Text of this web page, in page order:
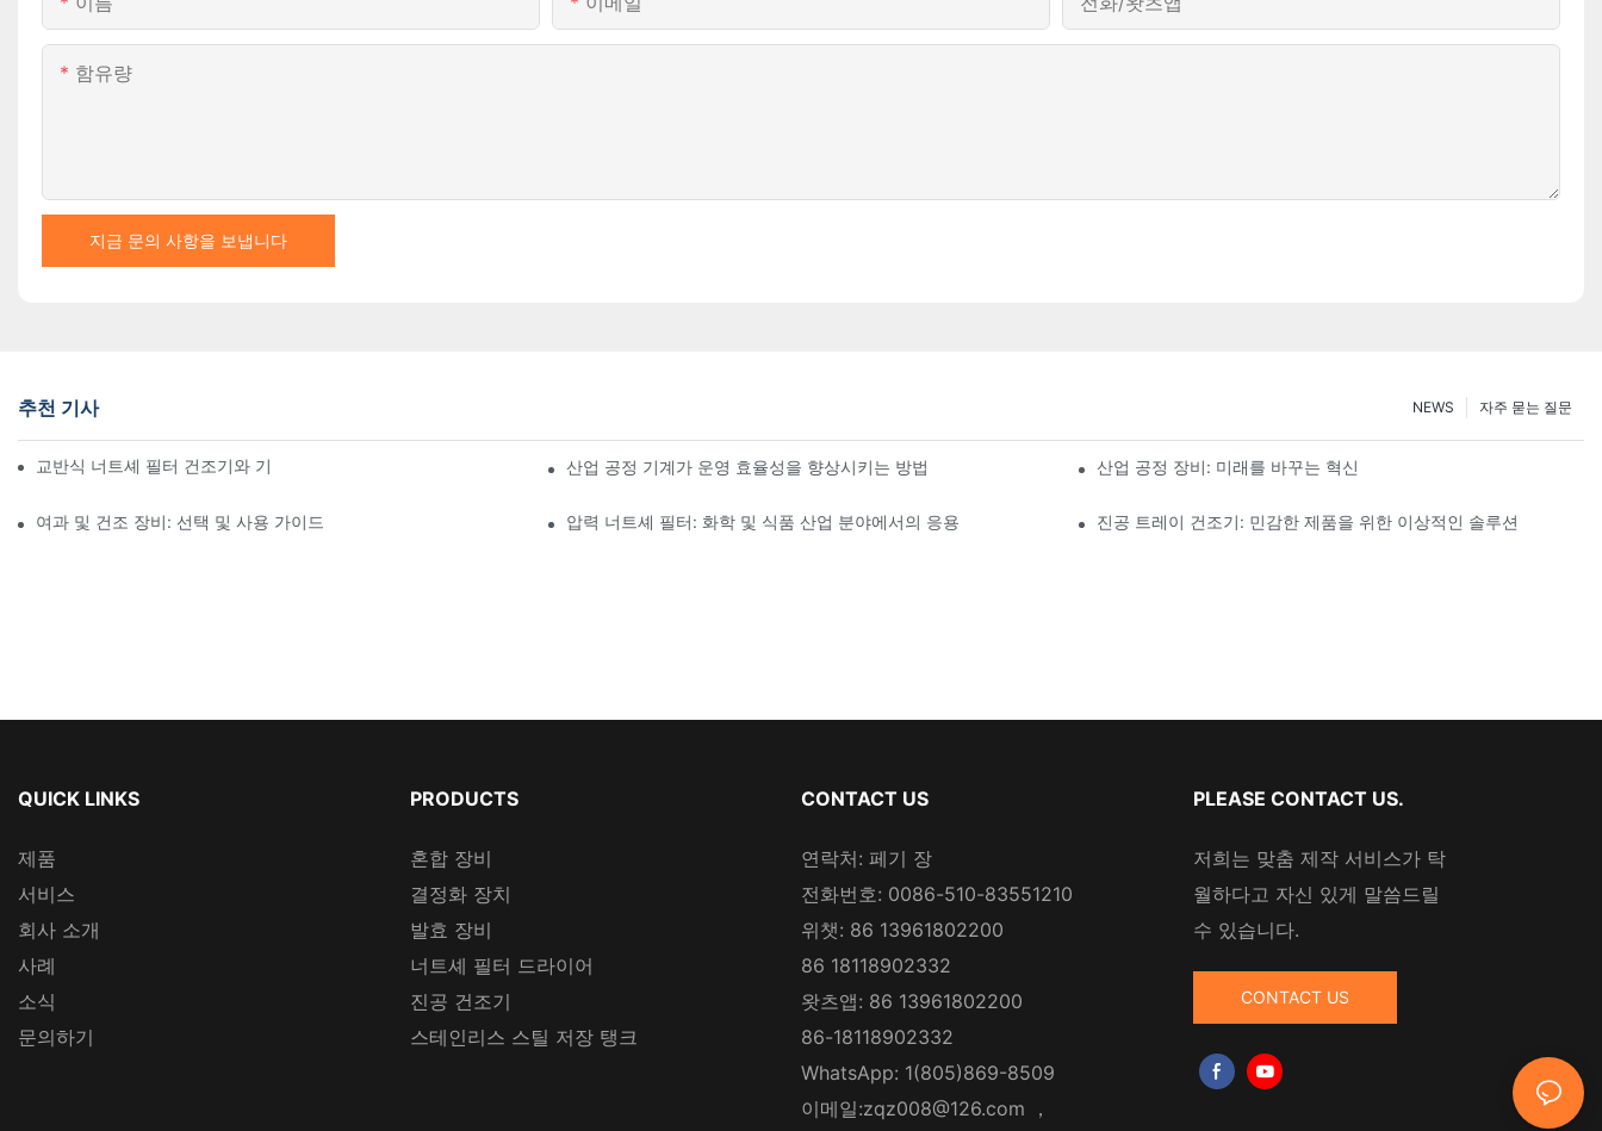
함유량
지금 문의 사항을 보냅니다
추천 기사 자주 묻는 질문
NEWS
교반식 너트셰 필터 건조기와 기타 건조 방법 비교 산업 공정 기계가 운영 효율성을 향상시키는 방법 산업 공정 장비: 미래를 바꾸는 혁신
여과 및 건조 장비: 선택 및 사용 가이드 압력 너트셰 필터: 화학 및 식품 산업 분야에서의 응용 진공 트레이 건조기: 민감한 제품을 위한 이상적인 솔루션
QUICK LINKS
제품
서비스
회사 소개
사례
소식
문의하기
PRODUCTS
혼합 장비
결정화 장치
발효 장비
너트셰 필터 드라이어
진공 건조기
스테인리스 스틸 저장 탱크
CONTACT US
연락처: 페기 장
전화번호: 0086-510-83551210
위챗: 86 13961802200
86 18118902332
왓츠앱: 86 13961802200
86-18118902332
WhatsApp: 1(805)869-8509
이메일:zqz008@126.com ，
PLEASE CONTACT US.
저희는 맞춤 제작 서비스가 탁
월하다고 자신 있게 말씀드릴
수 있습니다.
CONTACT US